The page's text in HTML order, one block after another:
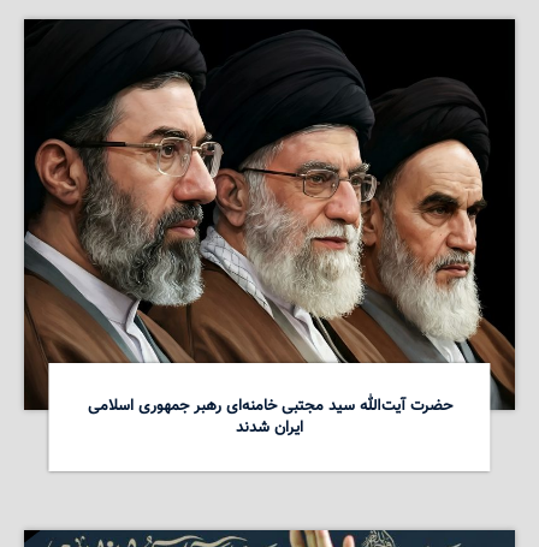
حضرت آیت‌الله سید مجتبی خامنه‌ای رهبر جمهوری اسلامی
ایران شدند